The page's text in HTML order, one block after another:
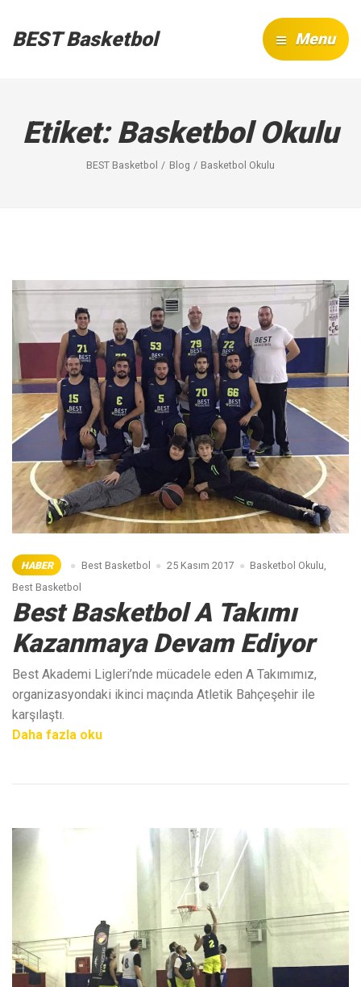
BEST Basketbol Menu
Etiket:Basketbol Okulu
BEST Basketbol Blog Basketbol Okulu
HABER Best Basketbol 25 Kasım 2017 Basketbol Okulu
Best Basketbol
Best Basketbol A Takımı
Kazanmaya Devam Ediyor
Best Akademi Ligleri’nde mücadele eden A Takımımız,
organizasyondaki ikinci maçında Atletik Bahçeşehir ile
karşılaştı.
Daha fazla oku“Best